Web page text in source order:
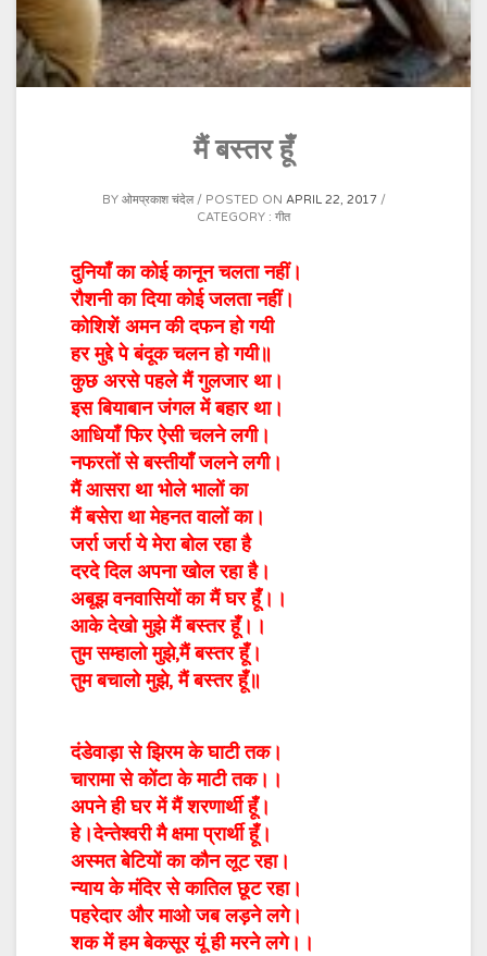
मैं बस्तर हूँ
BY ओमप्रकाश चंदेल POSTED ON APRIL 22, 2017
CATEGORY : गीत
दुनियाँ का कोई कानून चलता नहीं।
रौशनी का दिया कोई जलता नहीं।
कोशिशें अमन की दफन हो गयी
हर मुद्दे पे बंदूक चलन हो गयी॥
कुछ अरसे पहले मैं गुलजार था।
इस बियाबान जंगल में बहार था।
आधियाँ फिर ऐसी चलने लगी।
नफरतों से बस्तीयाँ जलने लगी।
मैं आसरा था भोले भालों का
मैं बसेरा था मेहनत वालों का।
जर्रा जर्रा ये मेरा बोल रहा है
दरदे दिल अपना खोल रहा है।
अबूझ वनवासियों का मैं घर हूँ।।
आके देखो मुझे मैं बस्तर हूँ।।
तुम सम्हालो मुझे,मैं बस्तर हूँ।
तुम बचालो मुझे, मैं बस्तर हूँ॥
दंडेवाड़ा से झिरम के घाटी तक।
चारामा से कोंटा के माटी तक।।
अपने ही घर में मैं शरणार्थी हूँ।
हे।देन्तेश्वरी मै क्षमा प्रार्थी हूँ।
अस्मत बेटियों का कौन लूट रहा।
न्याय के मंदिर से कातिल छूट रहा।
पहरेदार और माओ जब लड़ने लगे।
शक में हम बेकसूर यूं ही मरने लगे।।